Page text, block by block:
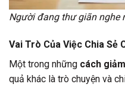
Người đang thư giãn nghe
Vai Trò Của Việc Chia Sẻ
Một trong những cách
quả khác là trò chuyện và